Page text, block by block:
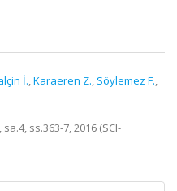
İ.,Karaeren Z., Söylemez F.,
ss.363-7, 2016 (SCI-